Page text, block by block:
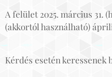
A felület 2025. március 31.
(akkortól használható)
Kérdés esetén keressenek